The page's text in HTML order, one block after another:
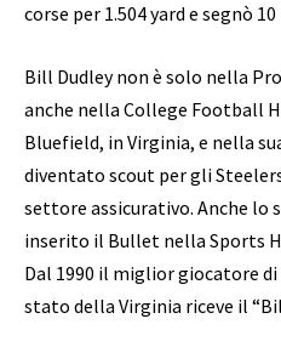
corse per 1.504 yard e segnò
Bill Dudley non è solo nella
anche nella College Football
Bluefield, in Virginia, e nella
diventato scout per gli
settore assicurativo. Anche lo
inserito il Bullet nella Sports
Dal 1990 il miglior giocatore
stato della Virginia riceve il